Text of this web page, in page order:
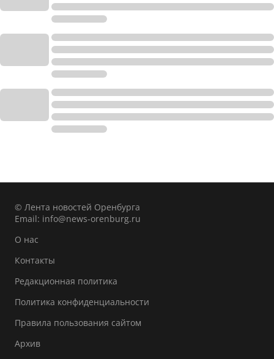
© Лента новостей Оренбурга
Email: info@news-orenburg.ru
О нас
Контакты
Редакционная политика
Политика конфиденциальности
Правила пользования сайтом
Архив